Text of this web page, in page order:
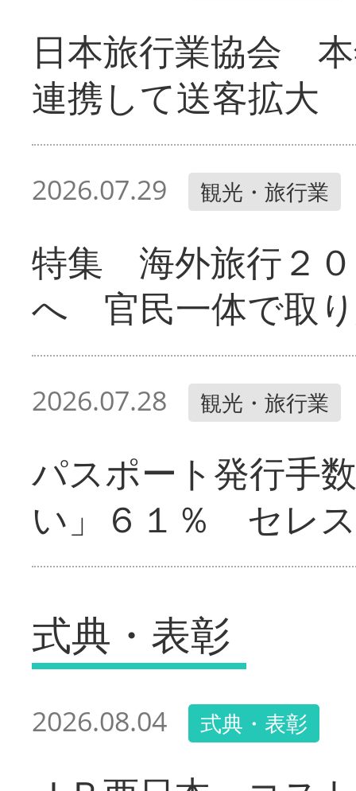
日本旅行業協会
連携して送客拡大
2026.07.29 観光・旅行業
特集 海外旅行２
へ 官民一体で取
2026.07.28 観光・旅行業
パスポート発行手
い」６１％ セレ
式典・表彰
2026.08.04 式典・表彰